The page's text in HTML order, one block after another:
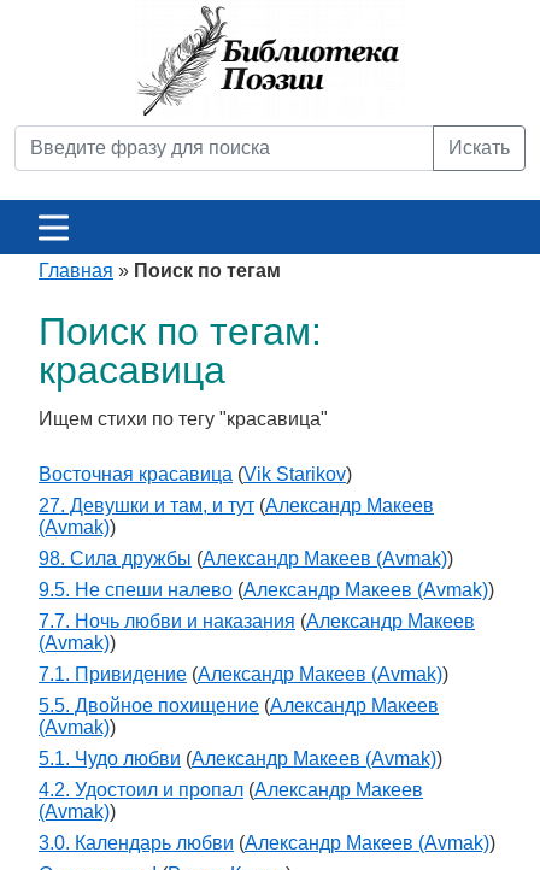
Искать
Главная » Поиск по тегам
Поиск по тегам:
красавица
Ищем стихи по тегу "красавица"
Восточная красавица (Vik Starikov)
27. Девушки и там, и тут (Александр Макеев
(Avmak))
98. Сила дружбы (Александр Макеев (Avmak))
9.5. Не спеши налево (Александр Макеев (Avmak))
7.7. Ночь любви и наказания (Александр Макеев
(Avmak))
7.1. Привидение (Александр Макеев (Avmak))
5.5. Двойное похищение (Александр Макеев
(Avmak))
5.1. Чудо любви (Александр Макеев (Avmak))
4.2. Удостоил и пропал (Александр Макеев
(Avmak))
3.0. Календарь любви (Александр Макеев (Avmak))